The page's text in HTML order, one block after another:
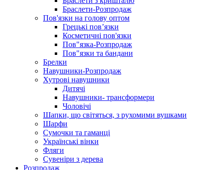
Браслети-Розпродаж
Пов'язки на голову оптом
Грецькі пов’язки
Косметичні пов'язки
Пов"язка-Розпродаж
Пов"язки та бандани
Брелки
Навушники-Розпродаж
Хутрові навушники
Дитячі
Навушники- трансформери
Чоловічі
Шапки, що світяться, з рухомими вушками
Шарфи
Сумочки та гаманці
Українські вінки
Фляги
Сувеніри з дерева
Розпродаж